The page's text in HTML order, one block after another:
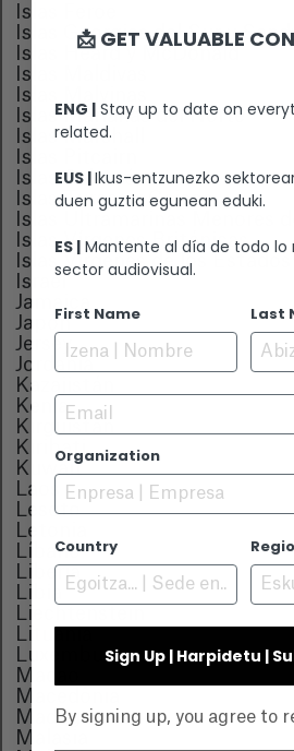
Islas Feroe
Islas Georgias del Sur y
Islas Heard y McDonald
Islas Maldivas
Islas Malvinas
Islas Marianas del Norte
Islas Marshall
Islas Pitcairn
Islas Salomón
Islas Turcas y Caicos
Islas Ultramarinas Menores
Islas Vírgenes Británicas
Islas Vírgenes de los Estados
Israel
Jamaica
Japón
Jersey
Jordania
Kazajistán
Kenia
Kirguistán
Kiribati
Kuwait
Laos
Lesoto
Letonia
Líbano
Liberia
Libia
Liechtenstein
Lituania
Luxemburgo
Macao
Macedônia
Madagascar
Malasia
📩 GET VALUABLE
ENG | Stay up to date on
related.
EUS |Ikus-entzunezko
duen guztia egunean eduki.
ES | Mantente al día de todo lo
sector audiovisual.
First Name Last
Email
Organization
Country
Sign Up | Harpidetu |
By signing up, you agree to